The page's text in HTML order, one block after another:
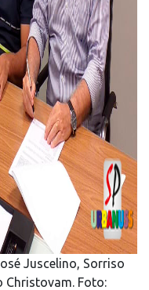
Juscelino, Sorriso
Christovam. Foto: